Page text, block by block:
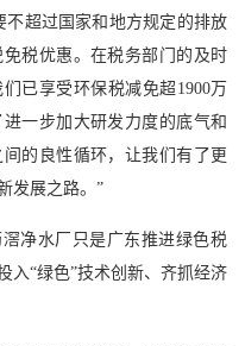
不超过国家和地方规定的排放
税优惠。在税务部门的及时
已享受环保税减免超1900万
一步加大研发力度的底气和
的良性循环，让我们有了更
发展之路。”
净水厂只是广东推进绿色税
入“绿色”技术创新、齐抓经济